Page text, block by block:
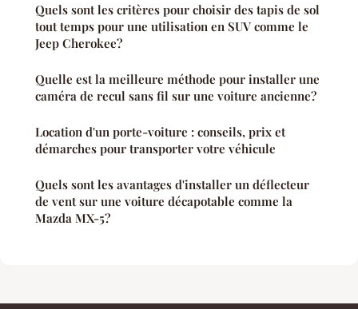
Quels sont les critères pour choisir des tapis de sol
tout temps pour une utilisation en SUV comme le
Jeep Cherokee?
Quelle est la meilleure méthode pour installer une
caméra de recul sans fil sur une voiture ancienne?
Location d'un porte-voiture : conseils, prix et
démarches pour transporter votre véhicule
Quels sont les avantages d'installer un déflecteur
de vent sur une voiture décapotable comme la
Mazda MX-5?